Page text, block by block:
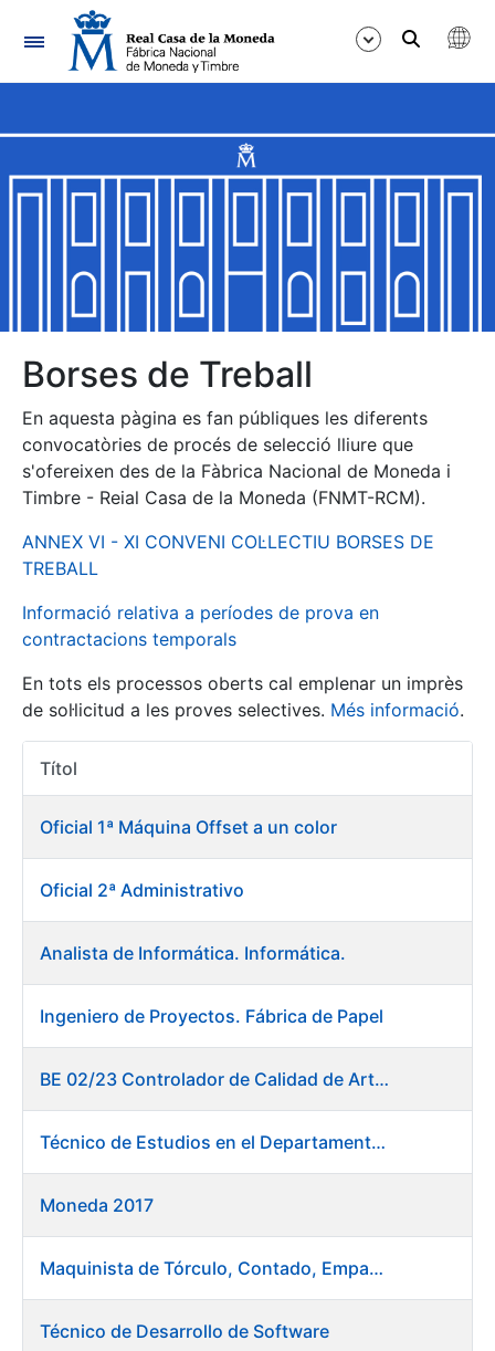
Navegació
Mostra/Amaga
Mostra/Amaga
Mostra/Amaga
Mostra/Amaga
Mostra/Amaga
Mostra/Amaga
Borses de Treball
En aquesta pàgina es fan públiques les diferents
convocatòries de procés de selecció lliure que
s'ofereixen des de la Fàbrica Nacional de Moneda i
Timbre - Reial Casa de la Moneda (FNMT-RCM).
ANNEX VI - XI CONVENI COL·LECTIU BORSES DE
TREBALL
Informació relativa a períodes de prova en
contractacions temporals
En tots els processos oberts cal emplenar un imprès
de sol·licitud a les proves selectives. Més informació.
Títol
Accions
Oficial 1ª Máquina Offset a un color
Oficial 2ª Administrativo
Analista de Informática. Informática.
Ingeniero de Proyectos. Fábrica de Papel
BE 02/23 Controlador de Calidad de Artes Gráficas
Técnico de Estudios en el Departamento de Compras
Moneda 2017
Maquinista de Tórculo, Contado, Empaquetado e Inutilización de Moneda
Técnico de Desarrollo de Software